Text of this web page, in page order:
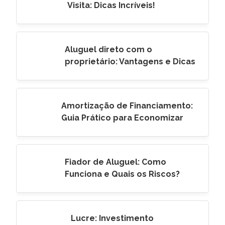
Visita: Dicas Incríveis!
Aluguel direto com o
proprietário: Vantagens e Dicas
Amortização de Financiamento:
Guia Prático para Economizar
Fiador de Aluguel: Como
Funciona e Quais os Riscos?
Lucre: Investimento